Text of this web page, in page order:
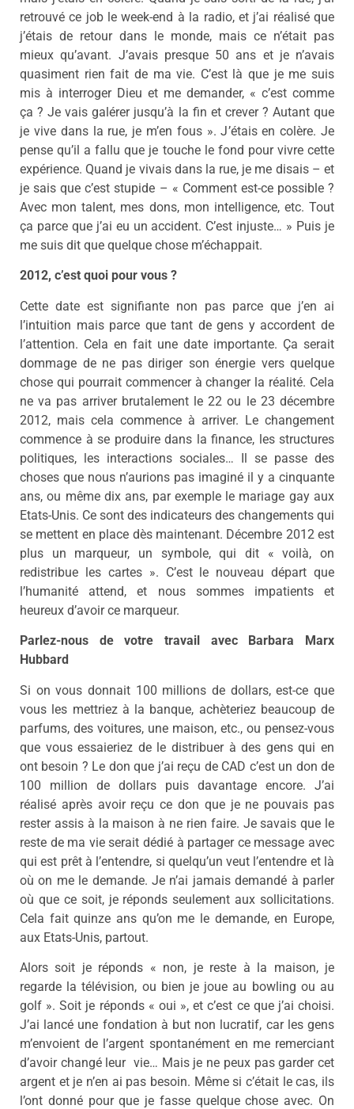
retrouvé ce job le week-end à la radio, et j’ai réalisé que
j’étais de retour dans le monde, mais ce n’était pas
mieux qu’avant. J’avais presque 50 ans et je n’avais
quasiment rien fait de ma vie. C’est là que je me suis
mis à interroger Dieu et me demander, « c’est comme
ça ? Je vais galérer jusqu’à la fin et crever ? Autant que
je vive dans la rue, je m’en fous ». J’étais en colère. Je
pense qu’il a fallu que je touche le fond pour vivre cette
expérience. Quand je vivais dans la rue, je me disais – et
je sais que c’est stupide – « Comment est-ce possible ?
Avec mon talent, mes dons, mon intelligence, etc. Tout
ça parce que j’ai eu un accident. C’est injuste… » Puis je
me suis dit que quelque chose m’échappait.
2012, c’est quoi pour vous ?
Cette date est signifiante non pas parce que j’en ai
l’intuition mais parce que tant de gens y accordent de
l’attention. Cela en fait une date importante. Ça serait
dommage de ne pas diriger son énergie vers quelque
chose qui pourrait commencer à changer la réalité. Cela
ne va pas arriver brutalement le 22 ou le 23 décembre
2012, mais cela commence à arriver. Le changement
commence à se produire dans la finance, les structures
politiques, les interactions sociales… Il se passe des
choses que nous n’aurions pas imaginé il y a cinquante
ans, ou même dix ans, par exemple le mariage gay aux
Etats-Unis. Ce sont des indicateurs des changements qui
se mettent en place dès maintenant. Décembre 2012 est
plus un marqueur, un symbole, qui dit « voilà, on
redistribue les cartes ». C’est le nouveau départ que
l’humanité attend, et nous sommes impatients et
heureux d’avoir ce marqueur.
Parlez-nous de votre travail avec Barbara Marx
Hubbard
Si on vous donnait 100 millions de dollars, est-ce que
vous les mettriez à la banque, achèteriez beaucoup de
parfums, des voitures, une maison, etc., ou pensez-vous
que vous essaieriez de le distribuer à des gens qui en
ont besoin ? Le don que j’ai reçu de CAD c’est un don de
100 million de dollars puis davantage encore. J’ai
réalisé après avoir reçu ce don que je ne pouvais pas
rester assis à la maison à ne rien faire. Je savais que le
reste de ma vie serait dédié à partager ce message avec
qui est prêt à l’entendre, si quelqu’un veut l’entendre et là
où on me le demande. Je n’ai jamais demandé à parler
où que ce soit, je réponds seulement aux sollicitations.
Cela fait quinze ans qu’on me le demande, en Europe,
aux Etats-Unis, partout.
Alors soit je réponds « non, je reste à la maison, je
regarde la télévision, ou bien je joue au bowling ou au
golf ». Soit je réponds « oui », et c’est ce que j’ai choisi.
J’ai lancé une fondation à but non lucratif, car les gens
m’envoient de l’argent spontanément en me remerciant
d’avoir changé leur vie… Mais je ne peux pas garder cet
argent et je n’en ai pas besoin. Même si c’était le cas, ils
l’ont donné pour que je fasse quelque chose avec. On